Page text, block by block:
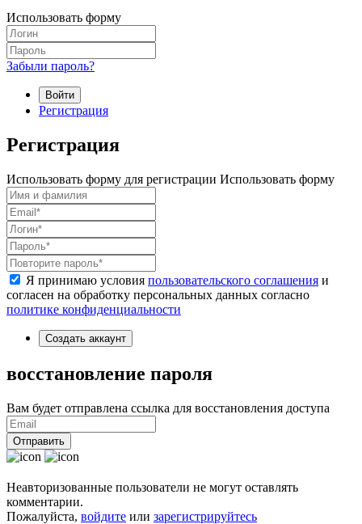
Использовать форму
Забыли пароль?
Войти
Регистрация
Регистрация
Использовать форму для регистрации Использовать форму
Я принимаю условия пользовательского соглашения и
согласен на обработку персональных данных согласно
политике конфиденциальности
Создать аккаунт
восстановление пароля
Вам будет отправлена ссылка для восстановления доступа
Отправить
Неавторизованные пользователи не могут оставлять
комментарии.
Пожалуйста, войдите или зарегистрируйтесь